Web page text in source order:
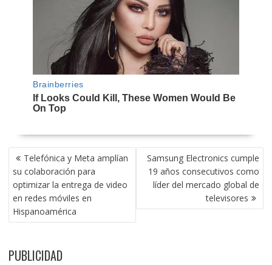
NAVEGACIÓN
DE
ENTRADAS
Telefónica y Meta amplían
su colaboración para
optimizar la entrega de video
en redes móviles en
Hispanoamérica
Samsung Electronics cumple
19 años consecutivos como
líder del mercado global de
televisores
PUBLICIDAD